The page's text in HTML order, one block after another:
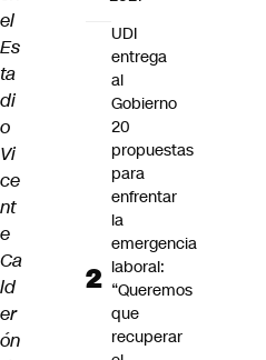
el
Es
ta
di
o
Vi
ce
nt
e
Ca
ld
er
ón
UDI
entrega
al
Gobierno
20
propuestas
para
enfrentar
la
emergencia
laboral:
“Queremos
que
recuperar